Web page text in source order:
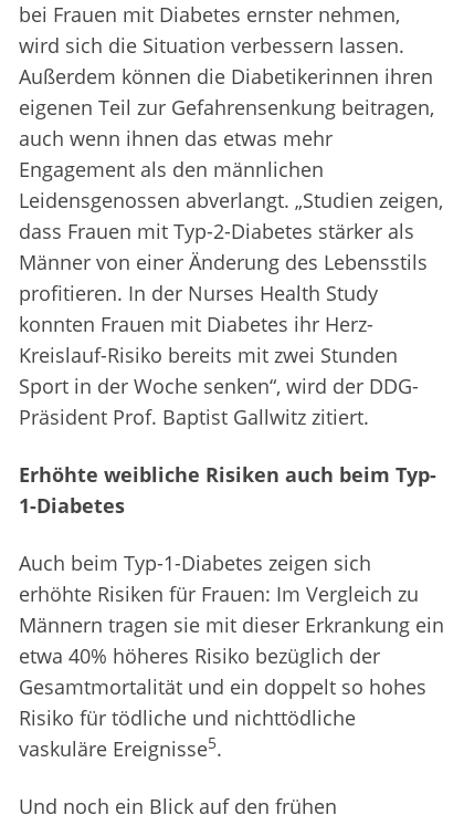
bei Frauen mit Diabetes ernster nehmen,
wird sich die Situation verbessern lassen.
Außerdem können die Diabetikerinnen ihren
eigenen Teil zur Gefahrensenkung beitragen,
auch wenn ihnen das etwas mehr
Engagement als den männlichen
Leidensgenossen abverlangt. „Studien zeigen,
dass Frauen mit Typ-2-Diabetes stärker als
Männer von einer Änderung des Lebensstils
profitieren. In der Nurses Health Study
konnten Frauen mit Diabetes ihr Herz-
Kreislauf-Risiko bereits mit zwei Stunden
Sport in der Woche senken“, wird der DDG-
Präsident Prof. Baptist Gallwitz zitiert.
Erhöhte weibliche Risiken auch beim Typ-
1-Diabetes
Auch beim Typ-1-Diabetes zeigen sich
erhöhte Risiken für Frauen: Im Vergleich zu
Männern tragen sie mit dieser Erkrankung ein
etwa 40% höheres Risiko bezüglich der
Gesamtmortalität und ein doppelt so hohes
Risiko für tödliche und nichttödliche
vaskuläre Ereignisse5.
Und noch ein Blick auf den frühen